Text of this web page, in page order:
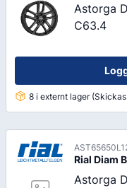
Astorga
C63.4
8 i externt lager
Rial Diam
Astorga